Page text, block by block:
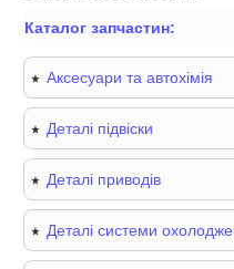
Каталог запчастин:
Аксесуари та автохімія
Деталі підвіски
Деталі приводів
Деталі системи